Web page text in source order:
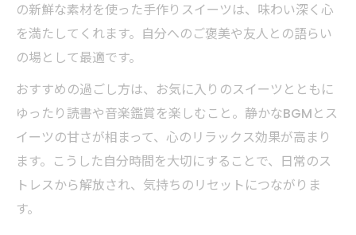
の新鮮な素材を使った手作りスイーツは、味わい深く心
を満たしてくれます。自分へのご褒美や友人との語らい
の場として最適です。
おすすめの過ごし方は、お気に入りのスイーツとともに
ゆったり読書や音楽鑑賞を楽しむこと。静かなBGMとス
イーツの甘さが相まって、心のリラックス効果が高まり
ます。こうした自分時間を大切にすることで、日常のス
トレスから解放され、気持ちのリセットにつながりま
す。